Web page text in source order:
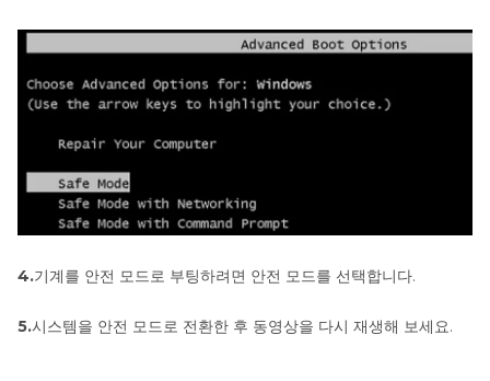
4.기계를 안전 모드로 부팅하려면 안전 모드를 선택합니다.
5.시스템을 안전 모드로 전환한 후 동영상을 다시 재생해 보세요.